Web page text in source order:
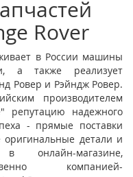
Rover
в России машины
а также реализует
Ровер и Рэйндж Ровер.
производителем
репутацию надежного
- прямые поставки
детали и
онлайн-магазине,
компанией-